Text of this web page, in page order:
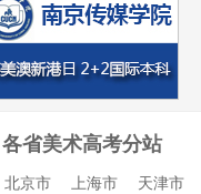
各省美术高考分站
北京市 上海市 天津市